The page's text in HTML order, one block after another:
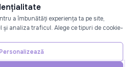
. Toate drepturile rezervate
SOCIAL
a îmbunătăți experiența ta pe site,
analiza traficul. Alege ce tipuri de cookie-